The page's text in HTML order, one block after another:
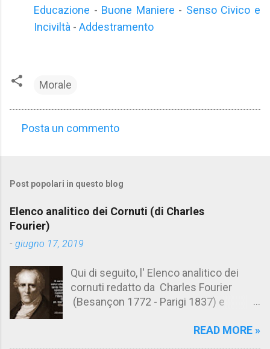
Educazione - Buone Maniere - Senso Civico e
Inciviltà - Addestramento
Morale
m
e
n
t
Posta un commento
Post popolari in questo blog
Elenco analitico dei Cornuti (di Charles
Fourier)
- giugno 17, 2019
Qui di seguito, l' Elenco analitico dei
cornuti redatto da Charles Fourier
(Besançon 1772 - Parigi 1837) e
Aforismario trovi anche una raccolta di
READ MORE »